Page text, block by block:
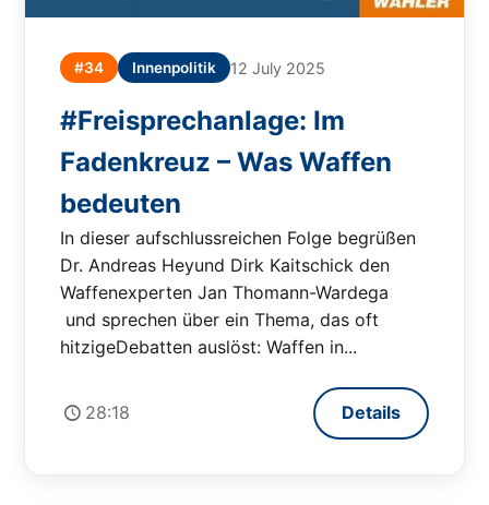
#34 Innenpolitik 12 July 2025
#Freisprechanlage: Im
Fadenkreuz – Was Waffen
bedeuten
In dieser aufschlussreichen Folge begrüßen
Dr. Andreas Heyund Dirk Kaitschick den
Waffenexperten Jan Thomann-Wardega
und sprechen über ein Thema, das oft
hitzigeDebatten auslöst: Waffen in...
28:18 Details